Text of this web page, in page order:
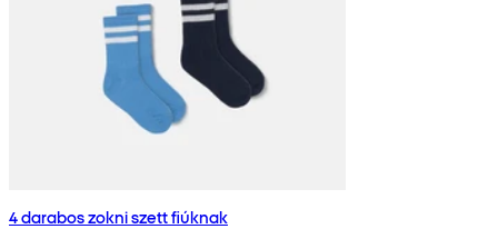
4 darabos zokni szett fiúknak